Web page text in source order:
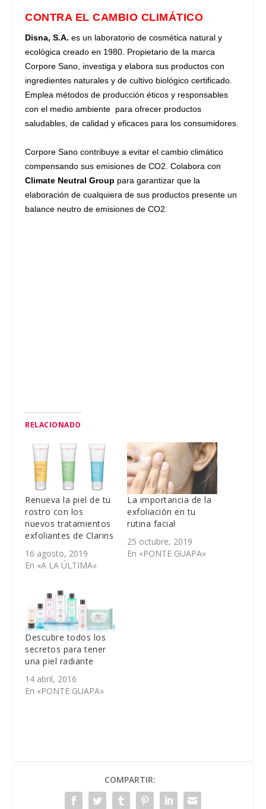
CONTRA EL CAMBIO CLIMÁTICO
Disna, S.A. es un laboratorio de cosmética natural y
ecológica creado en 1980. Propietario de la marca
Corpore Sano, investiga y elabora sus productos con
ingredientes naturales y de cultivo biológico certificado.
Emplea métodos de producción éticos y responsables
con el medio ambiente para ofrecer productos
saludables, de calidad y eficaces para los consumidores.
Corpore Sano contribuye a evitar el cambio climático
compensando sus emisiones de CO2. Colabora con
Climate Neutral Group para garantizar que la
elaboración de cualquiera de sus productos presente un
balance neutro de emisiones de CO2.
RELACIONADO
Renueva la piel de tu
rostro con los
nuevos tratamientos
exfoliantes de Clarins
16 agosto, 2019
En «A LA ÚLTIMA»
La importancia de la
exfoliación en tu
rutina facial
25 octubre, 2019
En «PONTE GUAPA»
Descubre todos los
secretos para tener
una piel radiante
14 abril, 2016
En «PONTE GUAPA»
COMPARTIR: